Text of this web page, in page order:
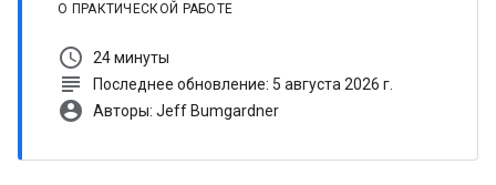
О ПРАКТИЧЕСКОЙ РАБОТЕ
schedule 24 минуты
subject Последнее обновление: 5 августа 2026 г.
account_circle Авторы: Jeff Bumgardner